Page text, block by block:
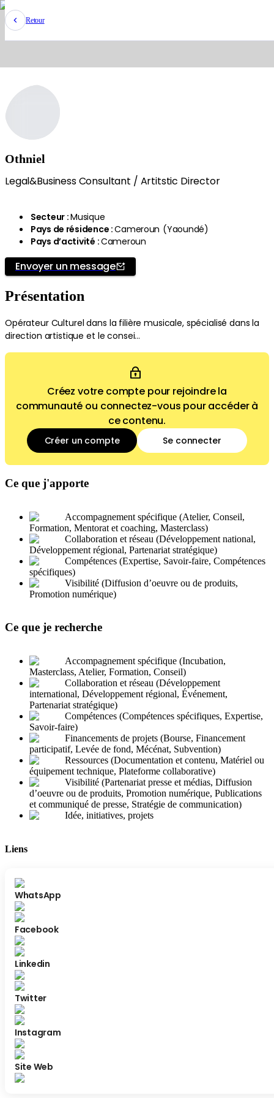
Retour
Othniel
Legal&Business Consultant / Artitstic Director
Secteur :Musique
Pays de résidence :Cameroun (Yaoundé)
Pays d’activité :Cameroun
Envoyer un message
Présentation
Opérateur Culturel dans la filière musicale, spécialisé dans la
direction artistique et le consei...
Créez votre compte pour rejoindre la
communauté ou connectez-vous pour accéder à
ce contenu.
Créer un compte Se connecter
Ce que j'apporte
Accompagnement spécifique (Atelier, Conseil,
Formation, Mentorat et coaching, Masterclass)
Collaboration et réseau (Développement national,
Développement régional, Partenariat stratégique)
Compétences (Expertise, Savoir-faire, Compétences
spécifiques)
Visibilité (Diffusion d’oeuvre ou de produits,
Promotion numérique)
Ce que je recherche
Accompagnement spécifique (Incubation,
Masterclass, Atelier, Formation, Conseil)
Collaboration et réseau (Développement
international, Développement régional, Événement,
Partenariat stratégique)
Compétences (Compétences spécifiques, Expertise,
Savoir-faire)
Financements de projets (Bourse, Financement
participatif, Levée de fond, Mécénat, Subvention)
Ressources (Documentation et contenu, Matériel ou
équipement technique, Plateforme collaborative)
Visibilité (Partenariat presse et médias, Diffusion
d’oeuvre ou de produits, Promotion numérique, Publications
et communiqué de presse, Stratégie de communication)
Idée, initiatives, projets
Liens
WhatsApp
Facebook
Linkedin
Twitter
Instagram
Site Web